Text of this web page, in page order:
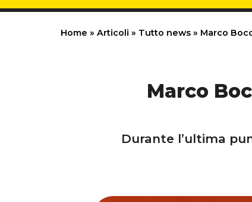
Home » Articoli » Tutto news » Marco
Marco
Durante l’ultima